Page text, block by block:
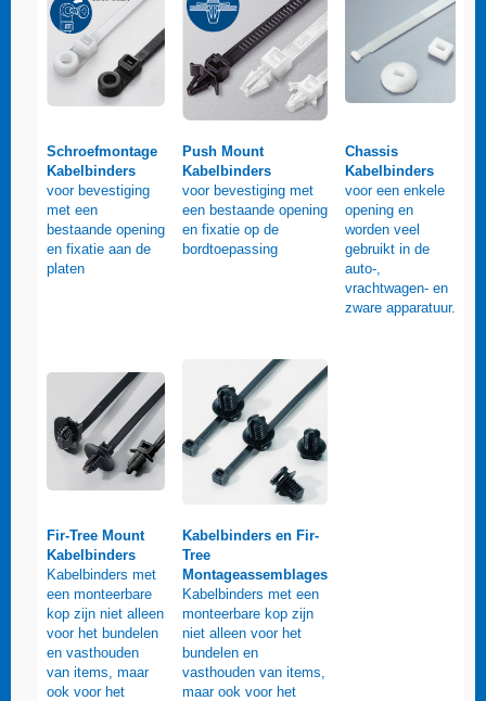
Schroefmontage
Kabelbinders
voor bevestiging
met een
bestaande opening
en fixatie aan de
platen
Push Mount
Kabelbinders
voor bevestiging met
een bestaande opening
en fixatie op de
bordtoepassing
Chassis
Kabelbinders
voor een enkele
opening en
worden veel
gebruikt in de
auto-,
vrachtwagen- en
zware apparatuur.
Fir-Tree Mount
Kabelbinders
Kabelbinders met
een monteerbare
kop zijn niet alleen
voor het bundelen
en vasthouden
van items, maar
ook voor het
Kabelbinders en Fir-
Tree
Montageassemblages
Kabelbinders met een
monteerbare kop zijn
niet alleen voor het
bundelen en
vasthouden van items,
maar ook voor het